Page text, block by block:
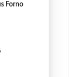
Forno